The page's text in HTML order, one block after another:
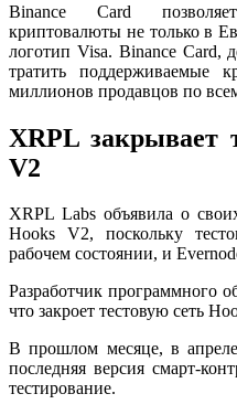
Binance Card
криптовалюты не только в
логотип Visa. Binance Card,
тратить поддерживаемые
миллионов продавцов по
XRPL закрывает
V2
XRPL Labs объявила о
Hooks V2, поскольку
рабочем состоянии, и
Разработчик программного
что закроет тестовую сеть
В прошлом месяце, в
последняя версия смарт-
тестирование.